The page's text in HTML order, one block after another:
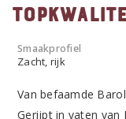
Smaakprofiel
Zacht, rijk
Van befaamde
Gerijpt in vaten van